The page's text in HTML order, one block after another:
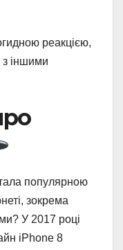
реакцією,
з іншими
популярною
зокрема
У 2017 році
iPhone 8